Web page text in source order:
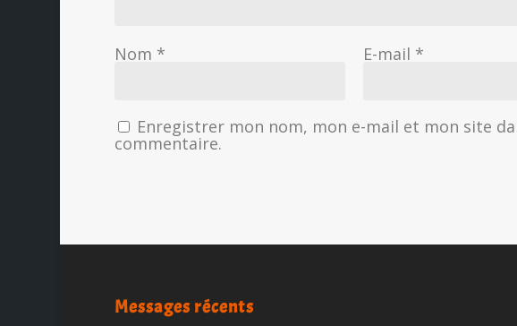
Nom * E-mail *
Enregistrer mon nom, mon e-mail et mon site
commentaire.
Messages récents